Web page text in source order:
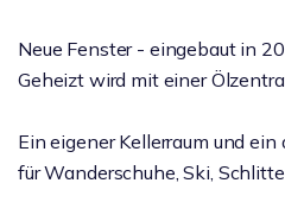
Neue Fenster - eingebaut in
Geheizt wird mit einer
Ein eigener Kellerraum und
für Wanderschuhe, Ski,